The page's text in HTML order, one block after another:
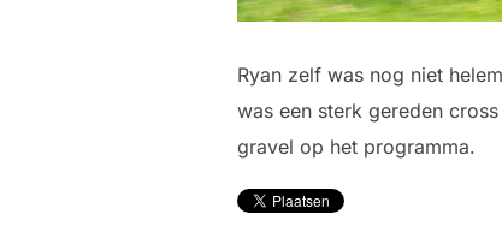
Ryan zelf was nog niet
was een sterk gereden
gravel op het programma.